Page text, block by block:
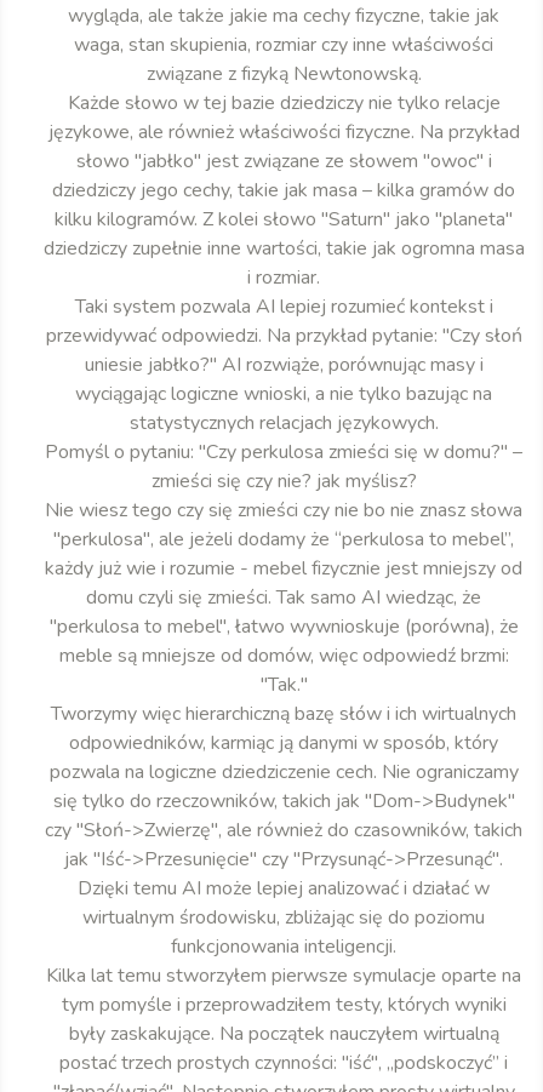
wygląda, ale także jakie ma cechy fizyczne, takie jak
waga, stan skupienia, rozmiar czy inne właściwości
związane z fizyką Newtonowską.
Każde słowo w tej bazie dziedziczy nie tylko relacje
językowe, ale również właściwości fizyczne. Na przykład
słowo "jabłko" jest związane ze słowem "owoc" i
dziedziczy jego cechy, takie jak masa – kilka gramów do
kilku kilogramów. Z kolei słowo "Saturn" jako "planeta"
dziedziczy zupełnie inne wartości, takie jak ogromna masa
i rozmiar.
Taki system pozwala AI lepiej rozumieć kontekst i
przewidywać odpowiedzi. Na przykład pytanie: "Czy słoń
uniesie jabłko?" AI rozwiąże, porównując masy i
wyciągając logiczne wnioski, a nie tylko bazując na
statystycznych relacjach językowych.
Pomyśl o pytaniu: "Czy perkulosa zmieści się w domu?" –
zmieści się czy nie? jak myślisz?
Nie wiesz tego czy się zmieści czy nie bo nie znasz słowa
"perkulosa", ale jeżeli dodamy że “perkulosa to mebel”,
każdy już wie i rozumie - mebel fizycznie jest mniejszy od
domu czyli się zmieści. Tak samo AI wiedząc, że
"perkulosa to mebel", łatwo wywnioskuje (porówna), że
meble są mniejsze od domów, więc odpowiedź brzmi:
"Tak."
Tworzymy więc hierarchiczną bazę słów i ich wirtualnych
odpowiedników, karmiąc ją danymi w sposób, który
pozwala na logiczne dziedziczenie cech. Nie ograniczamy
się tylko do rzeczowników, takich jak "Dom->Budynek"
czy "Słoń->Zwierzę", ale również do czasowników, takich
jak "Iść->Przesunięcie" czy "Przysunąć->Przesunąć".
Dzięki temu AI może lepiej analizować i działać w
wirtualnym środowisku, zbliżając się do poziomu
funkcjonowania inteligencji.
Kilka lat temu stworzyłem pierwsze symulacje oparte na
tym pomyśle i przeprowadziłem testy, których wyniki
były zaskakujące. Na początek nauczyłem wirtualną
postać trzech prostych czynności: "iść", „podskoczyć” i